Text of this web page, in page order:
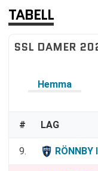
TABELL
SSL DAMER
Hemma
# LAG
9. RÖNNBY